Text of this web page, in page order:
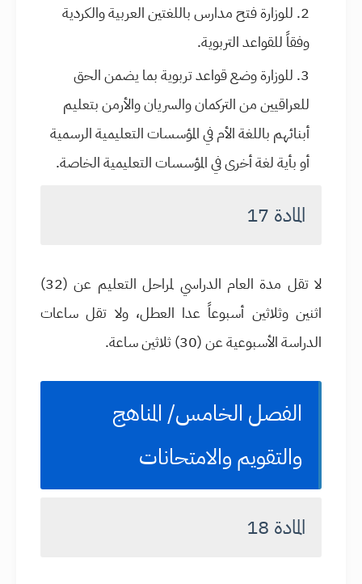
للوزارة فتح مدارس باللغتين العربية والكردية
وفقاً للقواعد التربوية.
للوزارة وضع قواعد تربوية بما يضمن الحق
للعراقيين من التركمان والسريان والأرمن بتعليم
أبنائهم باللغة الأم في المؤسسات التعليمية الرسمية
أو بأية لغة أخرى في المؤسسات التعليمية الخاصة.
المادة 17
لا تقل مدة العام الدراسي لمراحل التعليم عن (32)
اثنين وثلاثين أسبوعاً عدا العطل، ولا تقل ساعات
الدراسة الأسبوعية عن (30) ثلاثين ساعة.
الفصل الخامس/ المناهج
والتقويم والامتحانات
المادة 18